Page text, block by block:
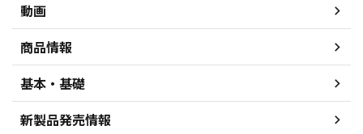
動画
商品情報
基本・基礎
新製品発売情報